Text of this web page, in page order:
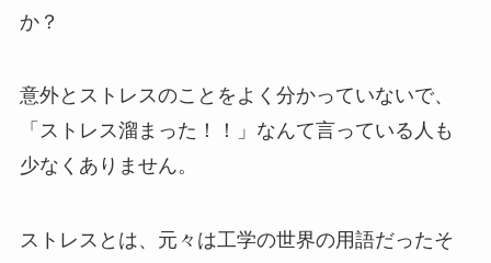
か？
意外とストレスのことをよく分かっていないで、
「ストレス溜まった！！」なんて言っている人も
少なくありません。
ストレスとは、元々は工学の世界の用語だったそ